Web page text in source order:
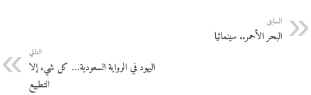
السابق
البحر الأحمر.. سينمائيا
التالي
اليهود في الرواية السعودية… كل شيء إلا
التطبيع